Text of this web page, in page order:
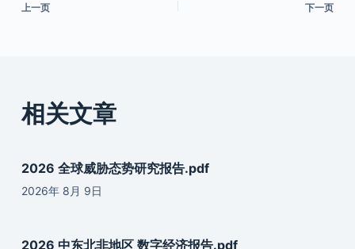
上一页 下一页
相关文章
2026 全球威胁态势研究报告.pdf
2026年 8月 9日
2026 中东北非地区 数字经济报告.pdf